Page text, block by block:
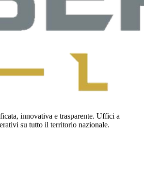
innovativa e trasparente. Uffici a
su tutto il territorio nazionale.